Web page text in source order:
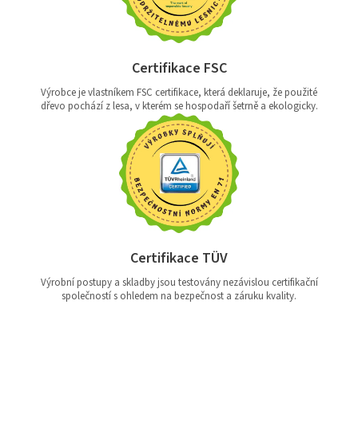
Certifikace FSC
Výrobce je vlastníkem FSC certifikace, která deklaruje, že použité
dřevo pochází z lesa, v kterém se hospodaří šetrně a ekologicky.
Certifikace TÜV
Výrobní postupy a skladby jsou testovány nezávislou certifikační
společností s ohledem na bezpečnost a záruku kvality.